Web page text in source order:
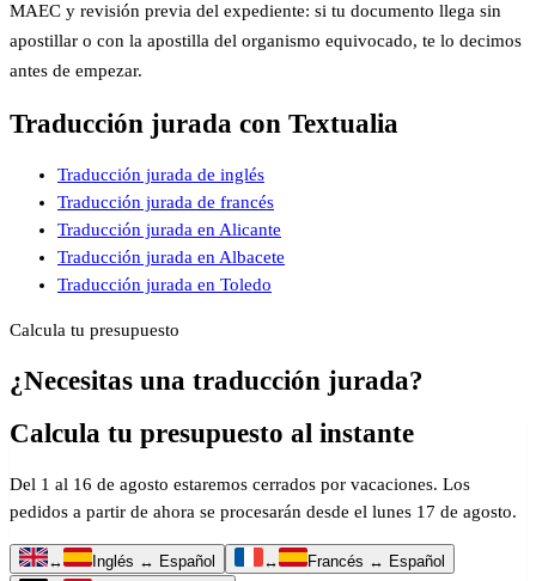
MAEC y revisión previa del expediente: si tu documento llega sin
apostillar o con la apostilla del organismo equivocado, te lo decimos
antes de empezar.
Traducción jurada con Textualia
Traducción jurada de inglés
Traducción jurada de francés
Traducción jurada en Alicante
Traducción jurada en Albacete
Traducción jurada en Toledo
Calcula tu presupuesto
¿Necesitas una traducción jurada?
Calcula tu presupuesto al instante
Del 1 al 16 de agosto estaremos cerrados por vacaciones. Los
pedidos a partir de ahora se procesarán desde el lunes 17 de agosto.
↔ Inglés ↔ Español ↔
Francés ↔ Español